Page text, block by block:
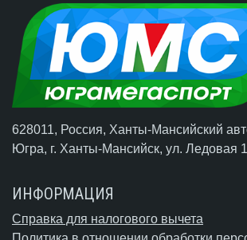
628011, Россия, Ханты-Мансийский
Югра, г. Ханты-Мансийск, ул. Ледовая 1
ИНФОРМАЦИЯ
Справка для налогового вычета